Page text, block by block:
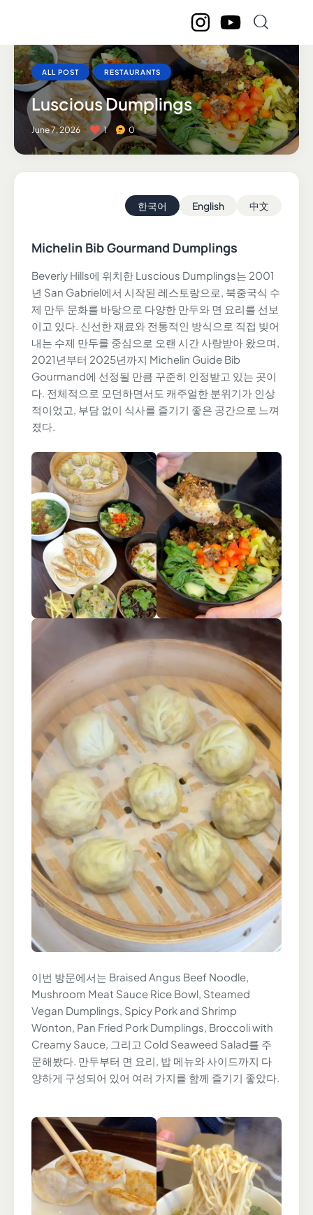
ALL POST RESTAURANTS
Luscious Dumplings
June 7, 2026 1 0
한국어 English 中文
Michelin Bib Gourmand Dumplings
Beverly Hills에 위치한 Luscious Dumplings는 2001
년 San Gabriel에서 시작된 레스토랑으로, 북중국식 수
제 만두 문화를 바탕으로 다양한 만두와 면 요리를 선보
이고 있다. 신선한 재료와 전통적인 방식으로 직접 빚어
내는 수제 만두를 중심으로 오랜 시간 사랑받아 왔으며,
2021년부터 2025년까지 Michelin Guide Bib
Gourmand에 선정될 만큼 꾸준히 인정받고 있는 곳이
다. 전체적으로 모던하면서도 캐주얼한 분위기가 인상
적이었고, 부담 없이 식사를 즐기기 좋은 공간으로 느껴
졌다.
이번 방문에서는 Braised Angus Beef Noodle,
Mushroom Meat Sauce Rice Bowl, Steamed
Vegan Dumplings, Spicy Pork and Shrimp
Wonton, Pan Fried Pork Dumplings, Broccoli with
Creamy Sauce, 그리고 Cold Seaweed Salad를 주
문해봤다. 만두부터 면 요리, 밥 메뉴와 사이드까지 다
양하게 구성되어 있어 여러 가지를 함께 즐기기 좋았다.